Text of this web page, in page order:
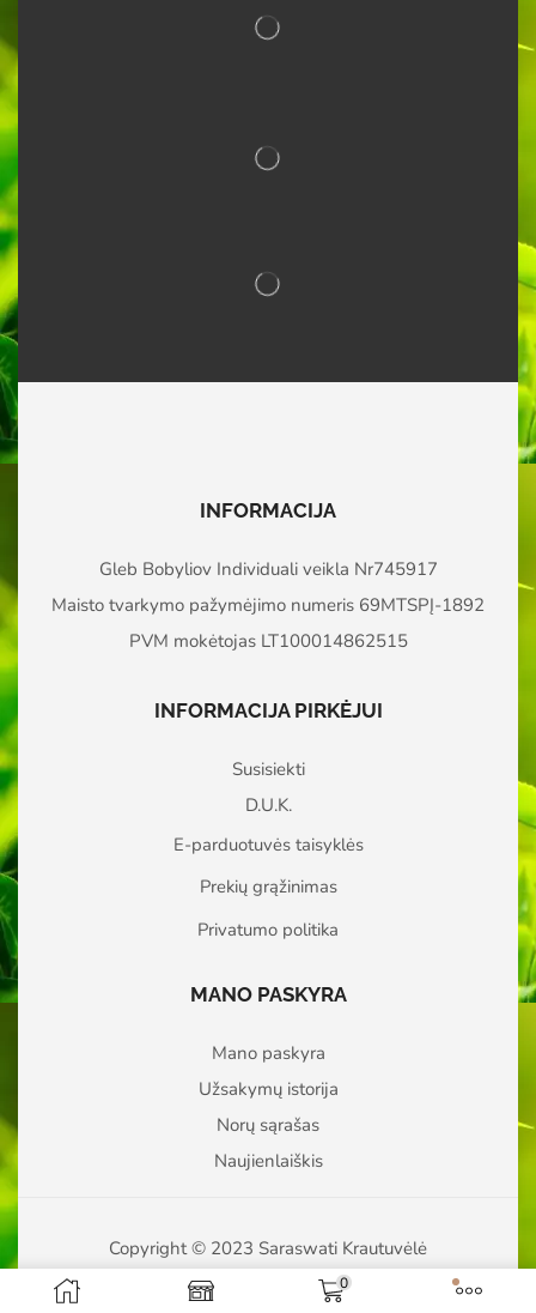
INFORMACIJA
Gleb Bobyliov Individuali veikla Nr745917
Maisto tvarkymo pažymėjimo numeris 69MTSPĮ-1892
PVM mokėtojas LT100014862515
INFORMACIJA PIRKĖJUI
Susisiekti
D.U.K.
E-parduotuvės taisyklės
Prekių grąžinimas
Privatumo politika
MANO PASKYRA
Mano paskyra
Užsakymų istorija
Norų sąrašas
Naujienlaiškis
Copyright © 2023 Saraswati Krautuvėlė
0